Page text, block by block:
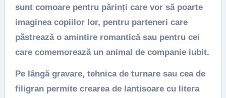
sunt comoare pentru părinți care vor să poarte
imaginea copiilor lor, pentru parteneri care
păstrează o amintire romantică sau pentru cei
care comemorează un animal de companie iubit.
Pe lângă gravare, tehnica de turnare sau cea de
filigran permite crearea de lantisoare cu litera